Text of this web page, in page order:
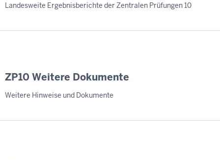
Landesweite Ergebnisberichte der Zentralen Prüfungen 10
ZP10 Weitere Dokumente
Weitere Hinweise und Dokumente